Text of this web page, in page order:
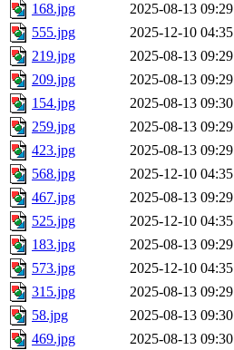
168.jpg
2025-08-13 09:29
555.jpg
2025-12-10 04:35
219.jpg
2025-08-13 09:29
209.jpg
2025-08-13 09:29
154.jpg
2025-08-13 09:30
259.jpg
2025-08-13 09:29
423.jpg
2025-08-13 09:29
568.jpg
2025-12-10 04:35
467.jpg
2025-08-13 09:29
525.jpg
2025-12-10 04:35
183.jpg
2025-08-13 09:29
573.jpg
2025-12-10 04:35
315.jpg
2025-08-13 09:29
58.jpg
2025-08-13 09:30
469.jpg
2025-08-13 09:30